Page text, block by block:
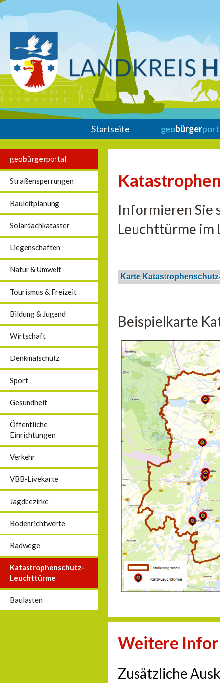
Startseite geobürger
geobürgerportal
Straßensperrungen
Bauleitplanung
Solardachkataster
Liegenschaften
Natur & Umwelt
Tourismus & Freizeit
Bildung & Jugend
Wirtschaft
Denkmalschutz
Sport
Gesundheit
Öffentliche
Einrichtungen
Verkehr
VBB-Livekarte
Jagdbezirke
Bodenrichtwerte
Radwege
Katastrophenschutz-
Leuchttürme
Baulasten
Informieren Sie
Leuchttürme im
Karte
Beispielkarte
Weitere
Zusätzliche